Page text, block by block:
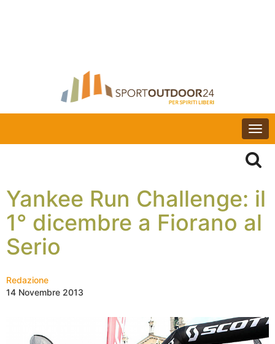
Yankee Run Challenge: il
1° dicembre a Fiorano al
Serio
Redazione
14 Novembre 2013